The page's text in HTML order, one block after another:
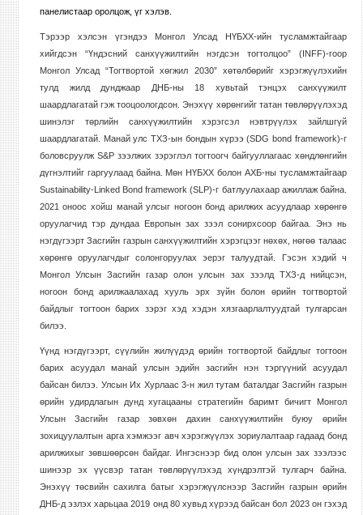
панелистаар оролцож, үг хэлэв.
Тэрээр хэлсэн үгэндээ Монгол Улсад НҮБХХ-ийн тусламжтайгаар
хийгдсэн “Үндэсний санхүүжилтийн нэгдсэн тогтолцоо” (INFF)-гоор
Монгол Улсад “Тогтвортой хөгжил 2030” хөтөлбөрийг хэрэгжүүлэхийн
тулд жилд дунджаар ДНБ-ны 18 хувьтай тэнцэх санхүүжилт
шаардлагатай гэж тооцоологдсон. Энэхүү хөрөнгийг татан төвлөрүүлэхэд
шинэлэг төрлийн санхүүжилтийн хэрэгсэл нэвтрүүлэх зайлшгүй
шаардлагатай. Манай улс ТХЗ-ын бондын хүрээ(SDG bond framework)-г
боловсруулж S&P зээлжих зэрэглэл тогтоогч байгууллагаас хөндлөнгийн
дүгнэлтийг гаргуулаад байна. Мөн НҮБХХ болон АХБ-ны тусламжтайгаар
Sustainability-Linked Bond framework (SLP)-г батлуулахаар ажиллаж байна.
2021 оноос хойш манай улсыг ногоон бонд арилжих асуудлаар хөрөнгө
оруулагчид тэр дундаа Европын зах зээл сонирхсоор байгаа. Энэ нь
нэгдүгээрт Засгийн газрын санхүүжилтийн хэрэгцээг нөхөх, нөгөө талаас
хөрөнгө оруулагчдыг солонгоруулах эерэг талуудтай. Гэсэн хэдий ч
Монгол Улсын Засгийн газар олон улсын зах зээлд ТХЗ-д нийцсэн,
ногоон бонд арилжаалахад хууль эрх зүйн болон өрийн тогтвортой
байдлыг тогтоон барих зэрэг хэд хэдэн хязгаарлалтуудтай тулгарсан
билээ.
Үүнд нэгдүгээрт, сүүлийн жилүүдэд өрийн тогтвортой байдлыг тогтоон
барих асуудал манай улсын эдийн засгийн нэн тэргүүний асуудал
байсан билээ. Улсын Их Хурлаас 3-н жил тутам баталдаг Засгийн газрын
өрийн удирдлагын дунд хугацааны стратегийн баримт бичигт Монгол
Улсын Засгийн газар зөвхөн дахин санхүүжилтийн буюу өрийн
зохицуулалтын арга хэмжээг авч хэрэгжүүлэх зориулалтаар гадаад бонд
арилжихыг зөвшөөрсөн байдаг. Ингэснээр бид олон улсын зах зээлээс
шинээр эх үүсвэр татан төвлөрүүлэхэд хүндрэлтэй тулгарч байна.
Энэхүү төсвийн сахилга батыг хэрэгжүүлснээр Засгийн газрын өрийн
ДНБ-д эзлэх харьцаа 2019 онд 80 хувьд хүрээд байсан бол 2023 он гэхэд